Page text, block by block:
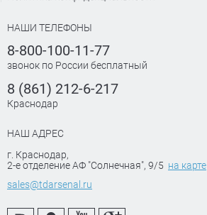
НАШИ ТЕЛЕФОНЫ
8-800-100-11-77
звонок по России бесплатный
8 (861) 212-6-217
Краснодар
НАШ АДРЕС
г. Краснодар,
2-е отделение АФ "Солнечная", 9/5 на карте
sales@tdarsenal.ru